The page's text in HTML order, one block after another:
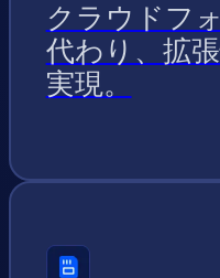
クラウドフ
代わり、拡
実現。